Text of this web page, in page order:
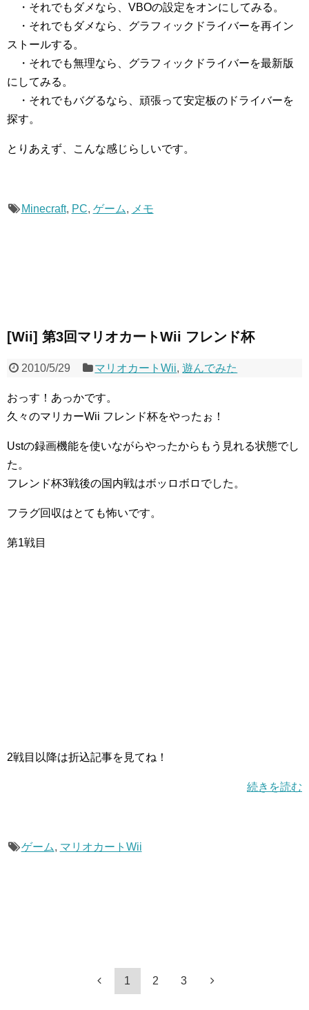
・それでもダメなら、VBOの設定をオンにしてみる。
・それでもダメなら、グラフィックドライバーを再イン
ストールする。
・それでも無理なら、グラフィックドライバーを最新版
にしてみる。
・それでもバグるなら、頑張って安定板のドライバーを
探す。
とりあえず、こんな感じらしいです。
Minecraft, PC, ゲーム, メモ
[Wii] 第3回マリオカートWii フレンド杯
2010/5/29 マリオカートWii,遊んでみた
おっす！あっかです。
久々のマリカーWii フレンド杯をやったぉ！
Ustの録画機能を使いながらやったからもう見れる状態でし
た。
フレンド杯3戦後の国内戦はボッロボロでした。
フラグ回収はとても怖いです。
第1戦目
2戦目以降は折込記事を見てね！
続きを読む
ゲーム, マリオカートWii
1 2 3